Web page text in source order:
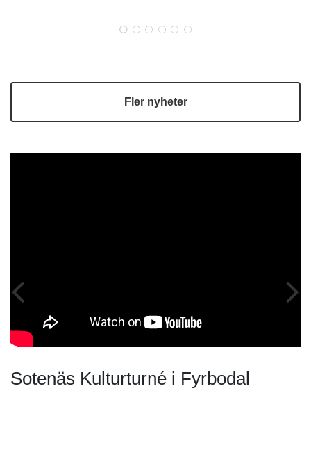
men möter utmaningar när det gäller logistik, …
Fler nyheter
Sotenäs Kulturturné i Fyrbodal